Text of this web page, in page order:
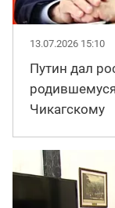
13.07.2026 15:10
Путин дал
Чикагскому